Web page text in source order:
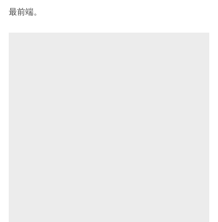
最前端。